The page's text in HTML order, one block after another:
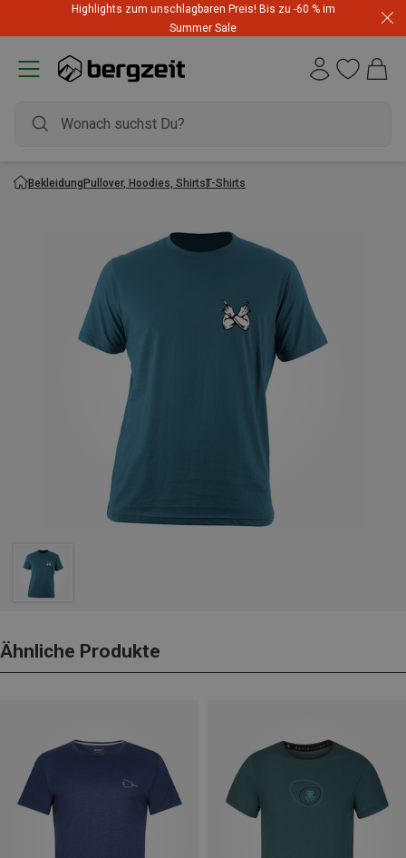
Highlights zum unschlagbaren Preis! Bis zu -60 % im
Summer Sale
BekleidungPullover, Hoodies, ShirtsT-Shirts
Ähnliche Produkte